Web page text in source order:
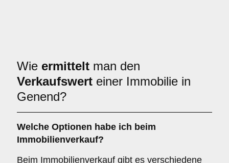
Wie ermittelt man den
Verkaufswert einer Immobilie in
Genend?
Welche Optionen habe ich beim
Immobilienverkauf?
Beim Immobilienverkauf gibt es verschiedene